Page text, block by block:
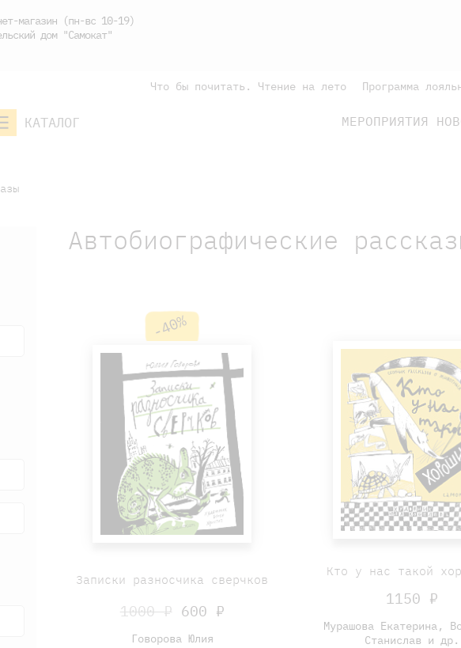
магазин (пн-вс 10-19)
дом "Самокат"
Что бы почитать. Чтение на лето Программа
КАТАЛОГ МЕРОПРИЯТИЯ
Автобиографические
-40%
Записки разносчика сверчков
1000 ₽ 600 ₽
Говорова Юлия
Кто у нас такой
1150 ₽
Мурашова Екатерина,
Станислав и др.